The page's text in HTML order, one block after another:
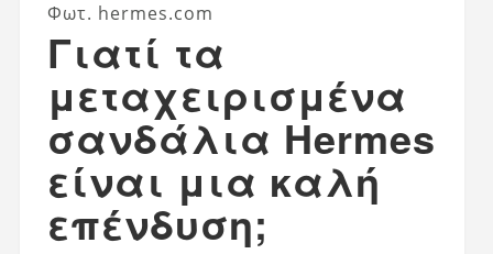
Φωτ. hermes.com
Γιατί τα
μεταχειρισμένα
σανδάλια Hermes
είναι μια καλή
επένδυση;